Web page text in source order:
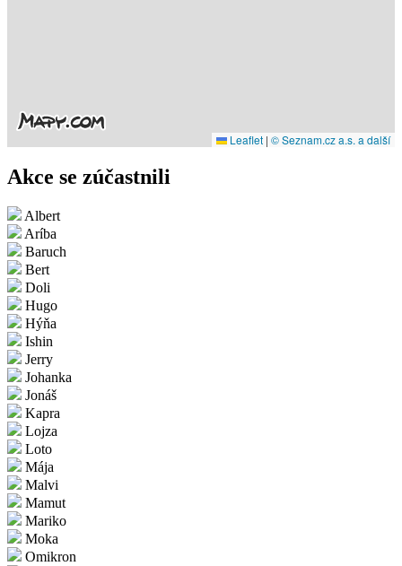
Leaflet | © Seznam.cz a.s. a další
Akce se zúčastnili
Albert
Aríba
Baruch
Bert
Doli
Hugo
Hýňa
Ishin
Jerry
Johanka
Jonáš
Kapra
Lojza
Loto
Mája
Malvi
Mamut
Mariko
Moka
Omikron